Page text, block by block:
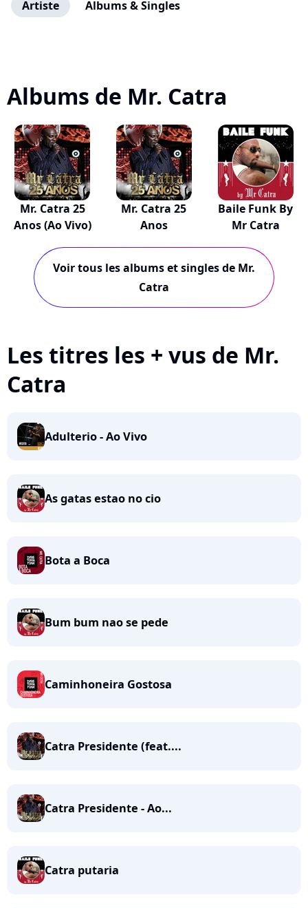
Artiste Albums & Singles
Albums de Mr. Catra
Mr. Catra 25
Anos (Ao Vivo)
Mr. Catra 25
Anos
Baile Funk By
Mr Catra
Voir tous les albums et singles de Mr.
Catra
Les titres les + vus de Mr.
Catra
Adulterio - Ao Vivo
As gatas estao no cio
Bota a Boca
Bum bum nao se pede
Caminhoneira Gostosa
Catra Presidente (feat....
Catra Presidente - Ao...
Catra putaria